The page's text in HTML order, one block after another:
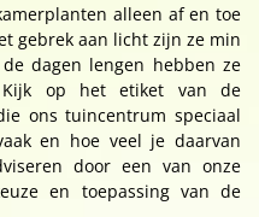
alleen af en toe
gebrek aan licht zijn ze min
dagen lengen hebben ze
Kijk op het etiket van de
ons tuincentrum speciaal
en hoe veel je daarvan
door een van onze
en toepassing van de